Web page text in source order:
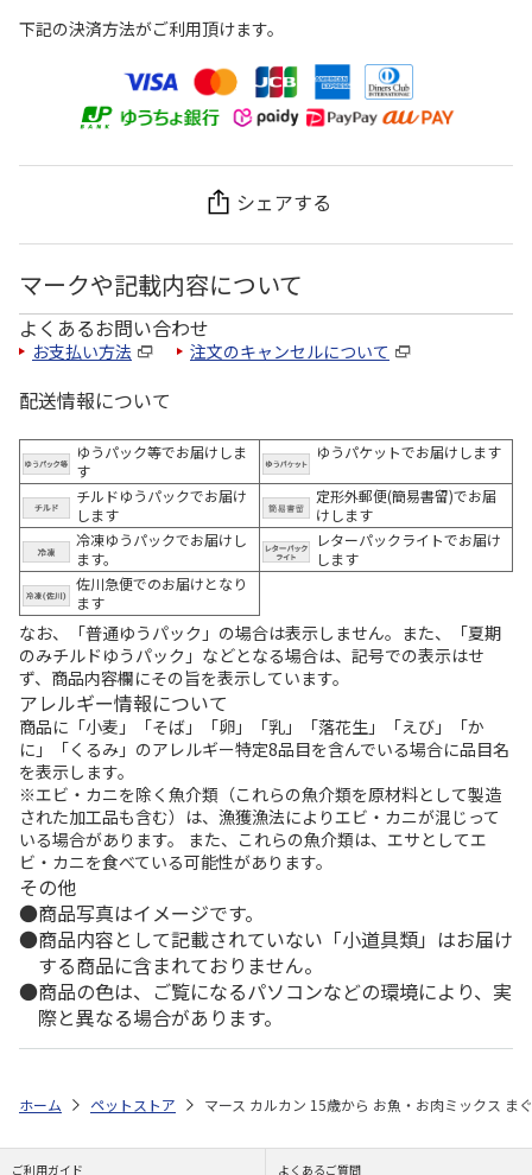
下記の決済方法がご利用頂けます。
シェアする
マークや記載内容について
よくあるお問い合わせ
お支払い方法 注文のキャンセルについて
配送情報について
ゆうパック等でお届けしま
す
ゆうパケットでお届けします
チルドゆうパックでお届け
します
定形外郵便(簡易書留)でお届
けします
冷凍ゆうパックでお届けし
ます。
レターパックライトでお届け
します
佐川急便でのお届けとなり
ます
なお、「普通ゆうパック」の場合は表示しません。また、「夏期
のみチルドゆうパック」などとなる場合は、記号での表示はせ
ず、商品内容欄にその旨を表示しています。
アレルギー情報について
商品に「小麦」「そば」「卵」「乳」「落花生」「えび」「か
に」「くるみ」のアレルギー特定8品目を含んでいる場合に品目名
を表示します。
※エビ・カニを除く魚介類（これらの魚介類を原材料として製造
された加工品も含む）は、漁獲漁法によりエビ・カニが混じって
いる場合があります。 また、これらの魚介類は、エサとしてエ
ビ・カニを食べている可能性があります。
その他
商品写真はイメージです。
商品内容として記載されていない「小道具類」はお届け
する商品に含まれておりません。
商品の色は、ご覧になるパソコンなどの環境により、実
際と異なる場合があります。
ホーム ペットストア マース カルカン 15歳から お魚・お肉ミックス ま
ご利用ガイド よくあるご質問